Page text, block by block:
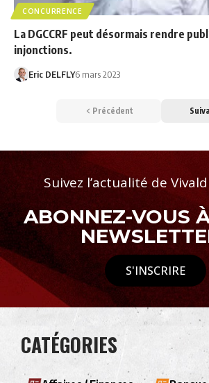
CONCURRENCE
La DGCCRF peut désormais rendre
injonctions.
Eric DELFLY6 mars 2023
Précédent
Suivez l’actualité de
ABONNEZ-VOUS
S'INSCRIRE
CATÉGORIES